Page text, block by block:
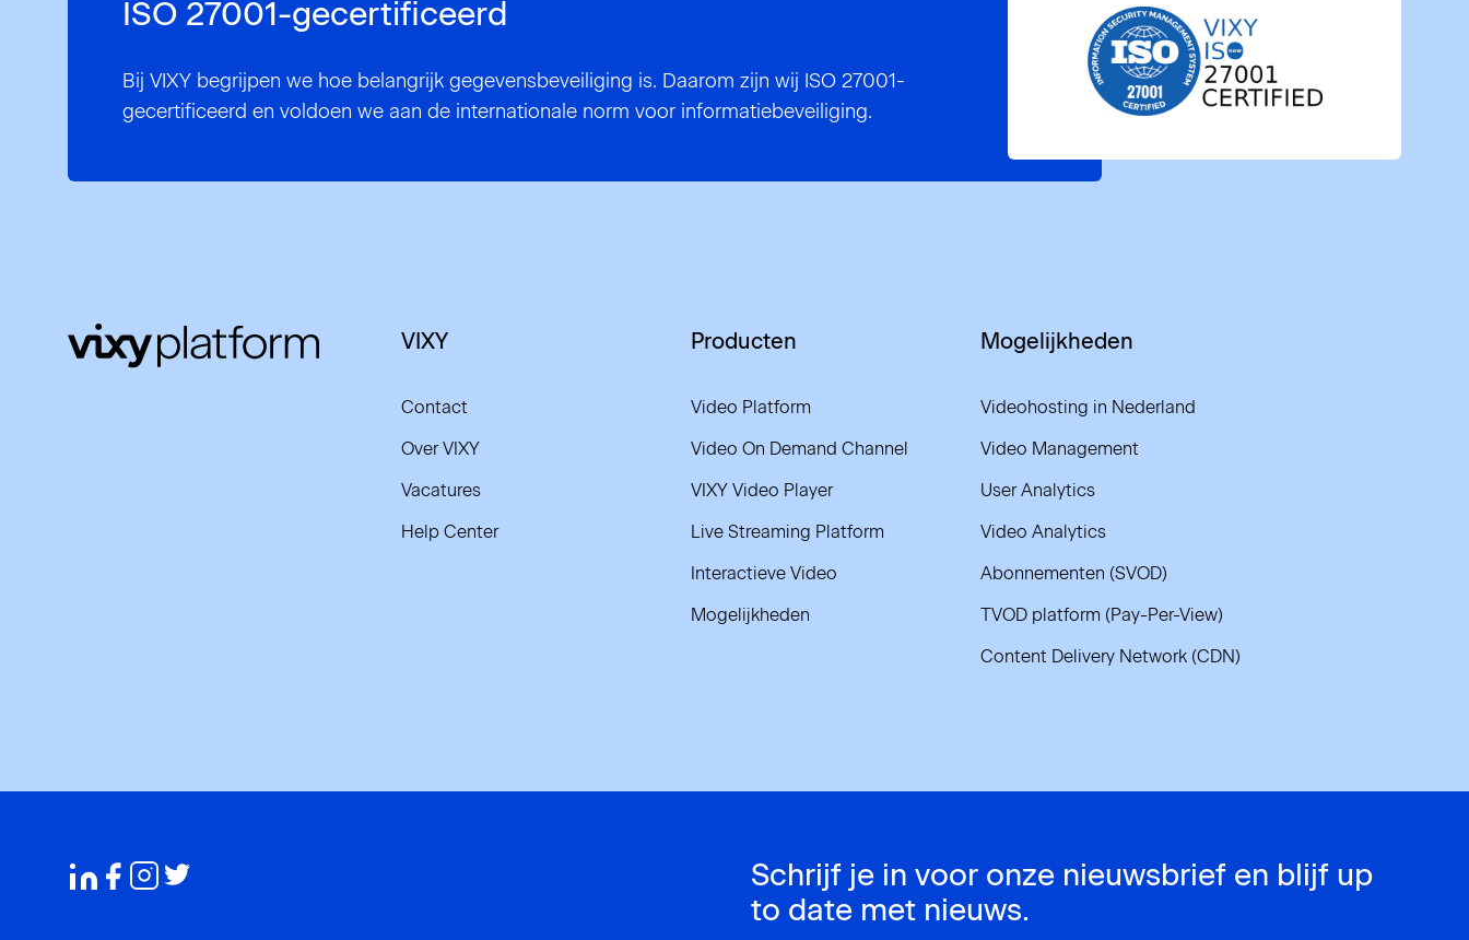
ISO 27001-gecertificeerd
Bij VIXY begrijpen we hoe belangrijk gegevensbeveiliging is. Daarom zijn wij ISO 27001-
gecertificeerd en voldoen we aan de internationale norm voor informatiebeveiliging.
VIXY
Contact
Over VIXY
Vacatures
Help Center
Producten
Video Platform
Video On Demand Channel
VIXY Video Player
Live Streaming Platform
Interactieve Video
Mogelijkheden
Mogelijkheden
Videohosting in Nederland
Video Management
User Analytics
Video Analytics
Abonnementen (SVOD)
TVOD platform (Pay-Per-View)
Content Delivery Network (CDN)
Schrijf je in voor onze nieuwsbrief en blijf up
to date met nieuws.